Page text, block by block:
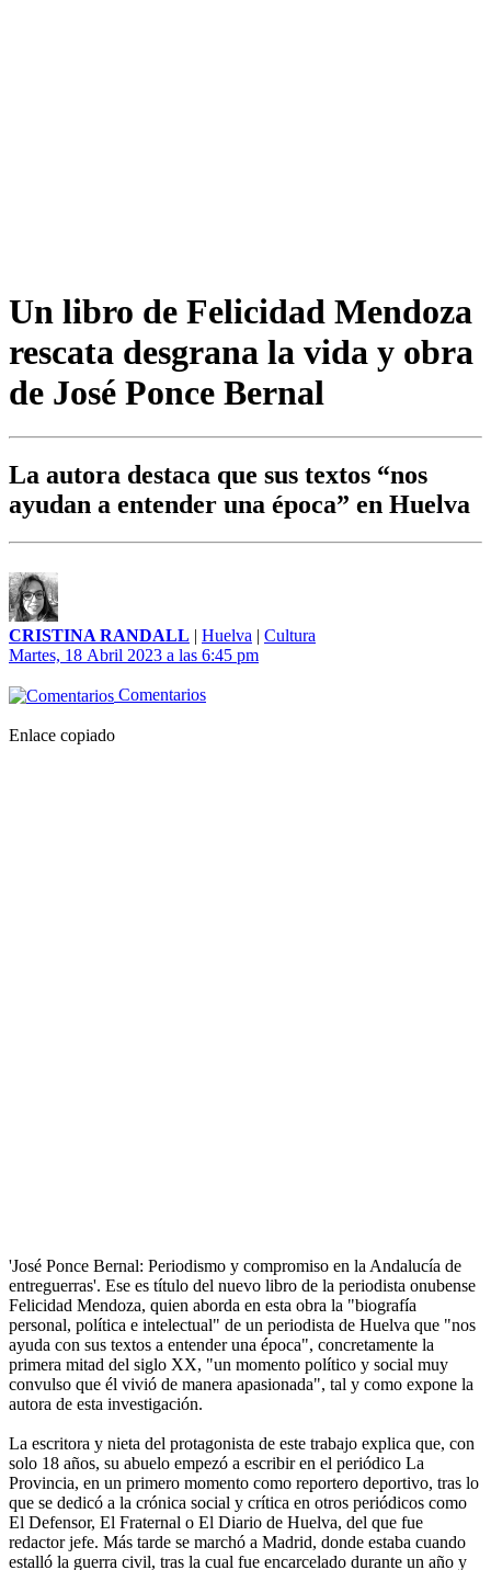
Un libro de Felicidad Mendoza
rescata desgrana la vida y obra
de José Ponce Bernal
La autora destaca que sus textos “nos
ayudan a entender una época” en Huelva
CRISTINA RANDALL | Huelva | Cultura
Martes, 18 Abril 2023 a las 6:45 pm
Comentarios
Enlace copiado
'José Ponce Bernal: Periodismo y compromiso en la Andalucía de
entreguerras'. Ese es título del nuevo libro de la periodista onubense
Felicidad Mendoza, quien aborda en esta obra la "biografía
personal, política e intelectual" de un periodista de Huelva que "nos
ayuda con sus textos a entender una época", concretamente la
primera mitad del siglo XX, "un momento político y social muy
convulso que él vivió de manera apasionada", tal y como expone la
autora de esta investigación.
La escritora y nieta del protagonista de este trabajo explica que, con
solo 18 años, su abuelo empezó a escribir en el periódico La
Provincia, en un primero momento como reportero deportivo, tras lo
que se dedicó a la crónica social y crítica en otros periódicos como
El Defensor, El Fraternal o El Diario de Huelva, del que fue
redactor jefe. Más tarde se marchó a Madrid, donde estaba cuando
estalló la guerra civil, tras la cual fue encarcelado durante un año y